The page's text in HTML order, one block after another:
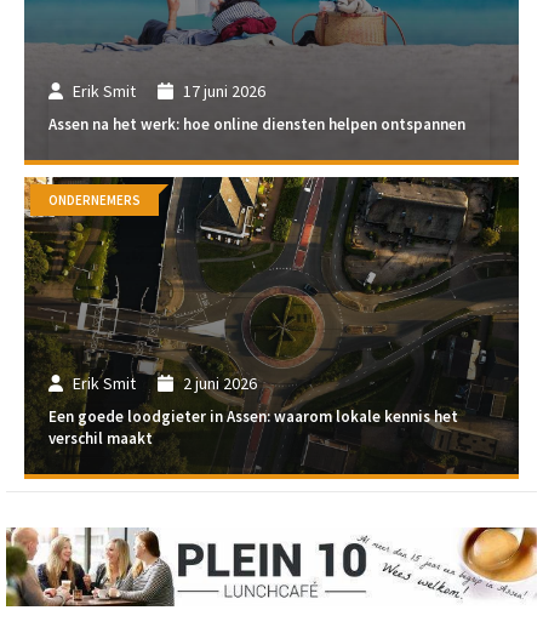
Erik Smit 17 juni 2026
Assen na het werk: hoe online diensten helpen ontspannen
Erik Smit 2 juni 2026
Een goede loodgieter in Assen: waarom lokale kennis het
verschil maakt
ONDERNEMERS